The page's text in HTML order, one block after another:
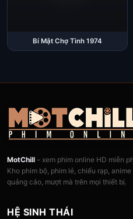
Bí Mật Chợ Tình 1974
MotChill – xem phim online HD miễn
Kho phim bộ, phim lẻ, chiếu rạp,
quảng cáo, mượt mà trên mọi thiết bị.
HỆ SINH THÁI